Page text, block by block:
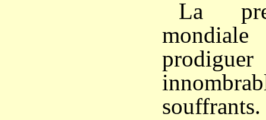
La
souffrants.